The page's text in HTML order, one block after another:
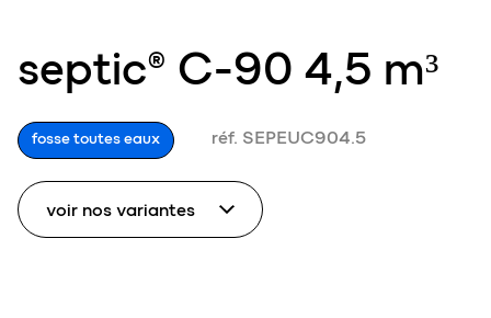
septic® C-90 4,5 m³
fosse toutes eaux réf. SEPEUC904.5